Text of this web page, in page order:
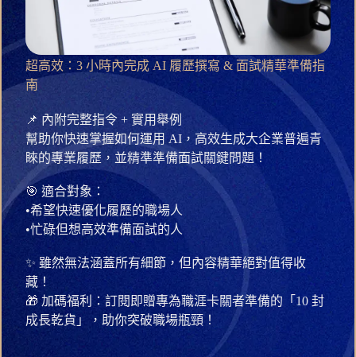
超高效：3 小時內完成 AI 履歷撰寫 & 面試精華準備指
南
📌 內附完整指令 + 實用舉例
幫助你快速掌握如何運用 AI，高效生成大企業普遍青
睞的專業履歷，並精準準備面試關鍵問題！
🎯 適合對象：
•希望快速優化履歷的職場人
•忙碌但想高效準備面試的人
✨ 雖然無法涵蓋所有細節，但內容精華絕對值得收
藏！
🎁 加碼福利：訂閱即贈專為職涯卡關者準備的「10 封
成長乾貨」，助你突破職場瓶頸！